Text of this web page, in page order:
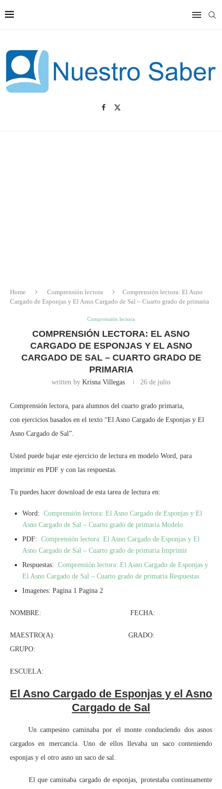
Home Comprensión lectora
Comprensión lectora: El Asno
Cargado de Esponjas y El Asno Cargado de Sal – Cuarto grado de primaria
Comprensión lectora
COMPRENSIÓN LECTORA: EL ASNO
CARGADO DE ESPONJAS Y EL ASNO
CARGADO DE SAL – CUARTO GRADO DE
PRIMARIA
written by Krisna Villegas 26 de julio
Comprensión lectora, para alumnos del cuarto grado primaria,
con ejercicios basados en el texto “El Asno Cargado de Esponjas y El
Asno Cargado de Sal”.
Usted puede bajar este ejercicio de lectura en modelo Word, para
imprimir en PDF y con las respuestas.
Tu puedes hacer download de esta tarea de lectura en:
Word: Comprensión lectora: El Asno Cargado de Esponjas y El
Asno Cargado de Sal – Cuarto grado de primaria Modelo
PDF: Comprensión lectora: El Asno Cargado de Esponjas y El
Asno Cargado de Sal – Cuarto grado de primaria Imprimir
Respuestas: Comprensión lectora: El Asno Cargado de Esponjas y
El Asno Cargado de Sal – Cuarto grado de primaria Respuestas
Imagenes: Pagina 1 Pagina 2
NOMBRE: FECHA:
MAESTRO(A): GRADO:
GRUPO:
ESCUELA:
El Asno Cargado de Esponjas y el Asno
Cargado de Sal
Un campesino caminaba por el monte conduciendo dos asnos
cargados en mercancía. Uno de ellos llevaba un saco conteniendo
esponjas y el otro asno un saco de sal.
El que caminaba cargado de esponjas, protestaba continuamente